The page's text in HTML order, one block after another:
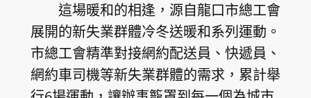
這場暖和的相逢，源自龍口市總工會
展開的新失業群體冷冬送暖和系列運動。
市總工會精準對接網約配送員、快遞員、
網約車司機等新失業群體的需求，累計舉